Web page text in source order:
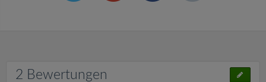
2 Bewertungen